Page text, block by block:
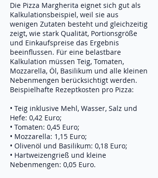
Die Pizza Margherita eignet sich gut als
Kalkulationsbeispiel, weil sie aus
wenigen Zutaten besteht und gleichzeitig
zeigt, wie stark Qualität, Portionsgröße
und Einkaufspreise das Ergebnis
beeinflussen. Für eine belastbare
Kalkulation müssen Teig, Tomaten,
Mozzarella, Öl, Basilikum und alle kleinen
Nebenmengen berücksichtigt werden.
Beispielhafte Rezeptkosten pro Pizza:
• Teig inklusive Mehl, Wasser, Salz und
Hefe: 0,42 Euro;
• Tomaten: 0,45 Euro;
• Mozzarella: 1,15 Euro;
• Olivenöl und Basilikum: 0,18 Euro;
• Hartweizengrieß und kleine
Nebenmengen: 0,05 Euro.